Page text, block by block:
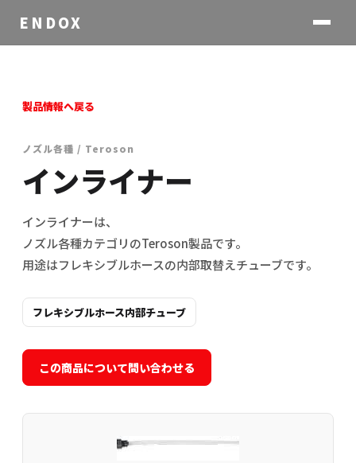
ENDOX
製品情報へ戻る
ノズル各種 / Teroson
インライナー
インライナーは、
ノズル各種カテゴリのTeroson製品です。
用途はフレキシブルホースの内部取替えチューブです。
フレキシブルホース内部チューブ
この商品について問い合わせる